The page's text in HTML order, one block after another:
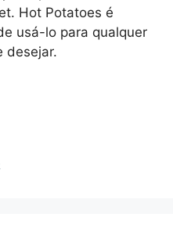
Hot Potatoes é
usá-lo para qualquer
desejar.